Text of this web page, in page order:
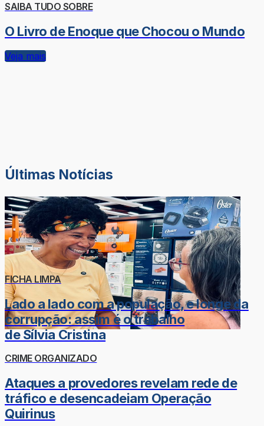
SAIBA TUDO SOBRE
O Livro de Enoque que Chocou o Mundo
Veja mais
Últimas Notícias
FICHA LIMPA
Lado a lado com a população, e longe da
corrupção: assim é o trabalho
de Sílvia Cristina
CRIME ORGANIZADO
Ataques a provedores revelam rede de
tráfico e desencadeiam Operação
Quirinus